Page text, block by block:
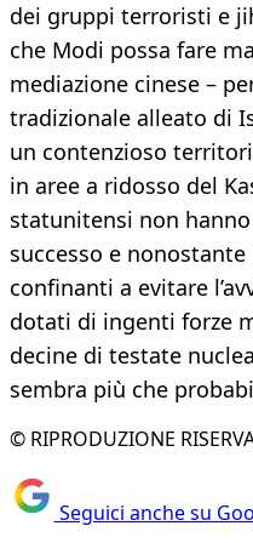
dei gruppi terroristi e
che Modi possa fare
mediazione cinese –
tradizionale alleato di
un contenzioso
in aree a ridosso del
statunitensi non
successo e nonostante
confinanti a evitare
dotati di ingenti forze
decine di testate
sembra più che
© RIPRODUZIONE
Seguici anche su